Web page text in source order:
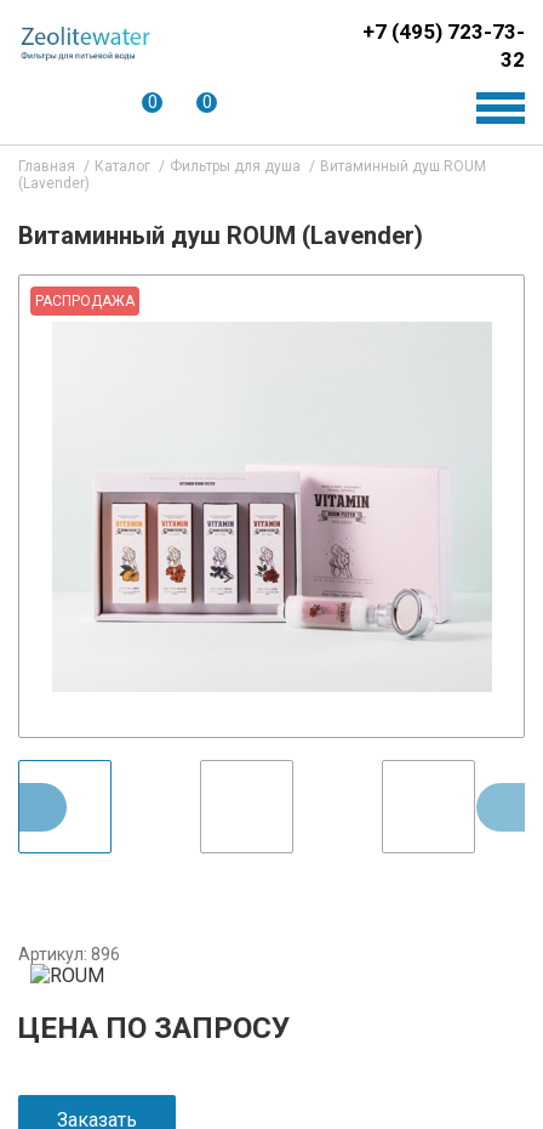
+7 (495) 723-73-
32
0 0
Главная Каталог Фильтры для душа
Витаминный душ ROUM
(Lavender)
Витаминный душ ROUM (Lavender)
РАСПРОДАЖА
Артикул: 896
ЦЕНА ПО ЗАПРОСУ
Заказать